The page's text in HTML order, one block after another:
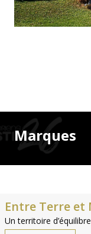
Marques
Entre Terre et
Un territoire